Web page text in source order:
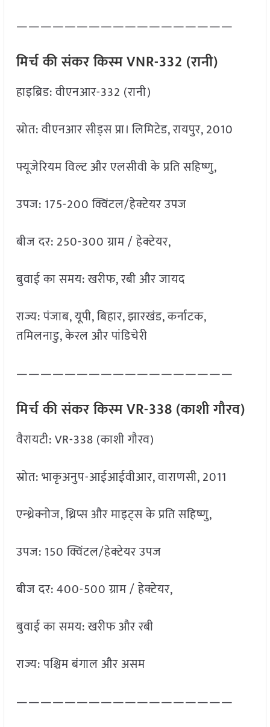
——————————————————
मिर्च की संकर किस्म VNR-332 (रानी)
हाइब्रिड: वीएनआर-332 (रानी)
स्रोत: वीएनआर सीड्स प्रा। लिमिटेड, रायपुर, 2010
फ्यूजेरियम विल्ट और एलसीवी के प्रति सहिष्णु,
उपज: 175-200 क्विंटल/हेक्टेयर उपज
बीज दर: 250-300 ग्राम / हेक्टेयर,
बुवाई का समय: खरीफ, रबी और जायद
राज्य: पंजाब, यूपी, बिहार, झारखंड, कर्नाटक,
तमिलनाडु, केरल और पांडिचेरी
——————————————————
मिर्च की संकर किस्म VR-338 (काशी गौरव)
वैरायटी: VR-338 (काशी गौरव)
स्रोत: भाकृअनुप-आईआईवीआर, वाराणसी, 2011
एन्थ्रेक्नोज, थ्रिप्स और माइट्स के प्रति सहिष्णु,
उपज: 150 क्विंटल/हेक्टेयर उपज
बीज दर: 400-500 ग्राम / हेक्टेयर,
बुवाई का समय: खरीफ और रबी
राज्य: पश्चिम बंगाल और असम
——————————————————